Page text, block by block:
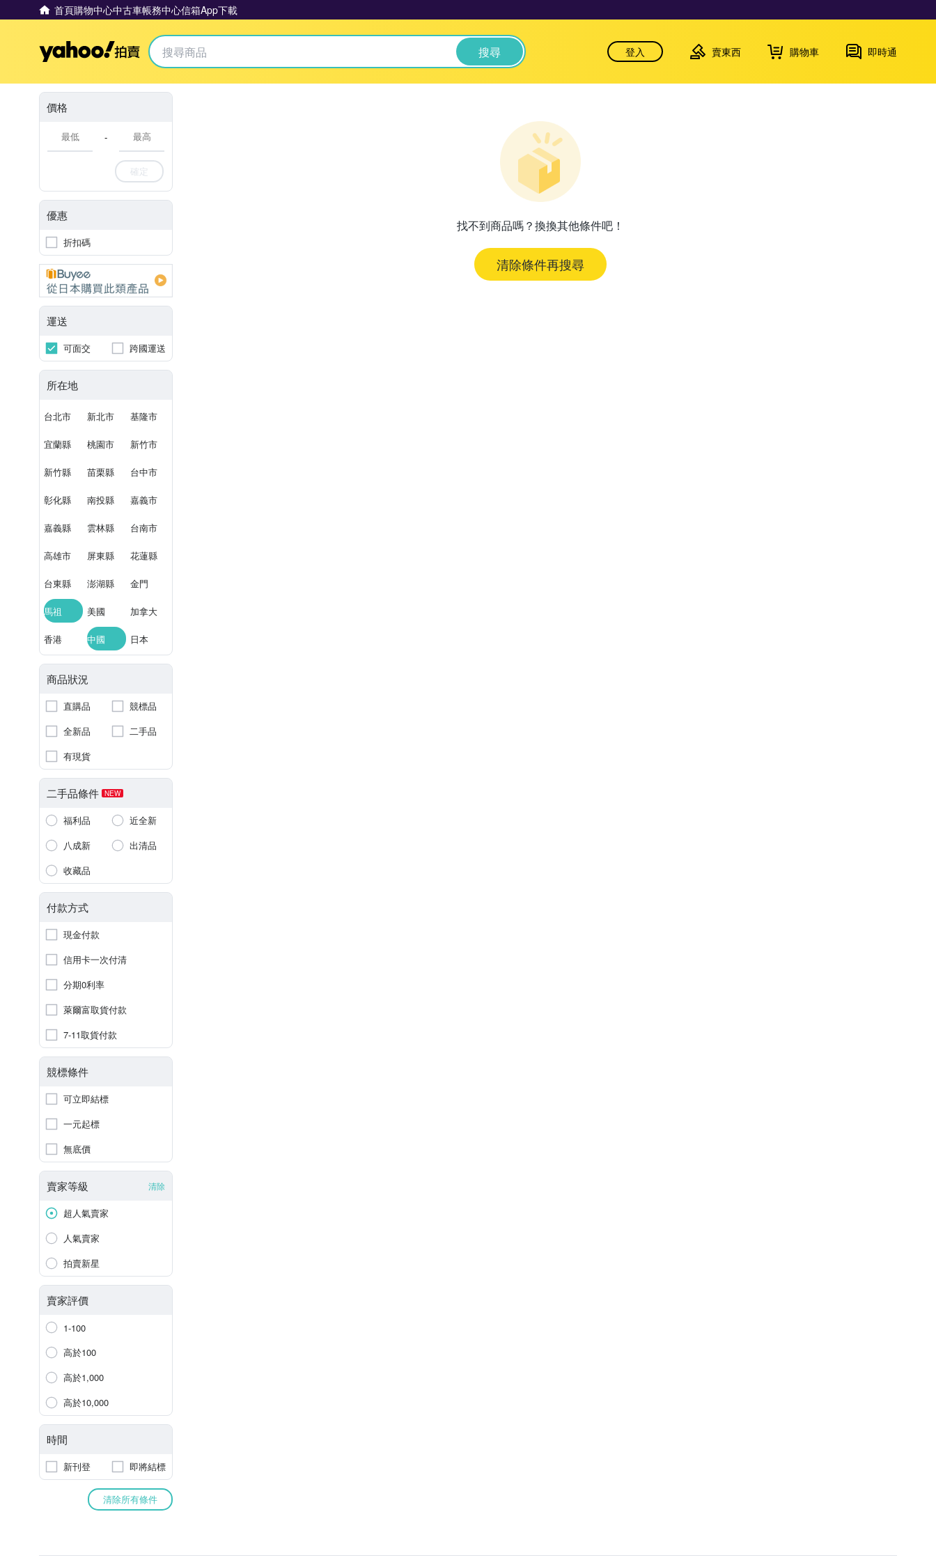
首頁購物中心中古車帳務中心信箱App下載
Yahoo拍賣 搜尋 登入 賣東西 購物車 即時通
價格
-
確定
優惠
折扣碼
運送
可面交 跨國運送
所在地
台北市 新北市 基隆市
宜蘭縣 桃園市 新竹市
新竹縣 苗栗縣 台中市
彰化縣 南投縣 嘉義市
嘉義縣 雲林縣 台南市
高雄市 屏東縣 花蓮縣
台東縣 澎湖縣 金門
馬祖 美國 加拿大
香港 中國 日本
商品狀況
直購品
競標品
全新品
二手品
有現貨
二手品條件 NEW
福利品
近全新
八成新
出清品
收藏品
付款方式
現金付款
信用卡一次付清
分期0利率
萊爾富取貨付款
7-11取貨付款
競標條件
可立即結標
一元起標
無底價
賣家等級 清除
超人氣賣家
人氣賣家
拍賣新星
賣家評價
1-100
高於100
高於1,000
高於10,000
時間
新刊登 即將結標
清除所有條件
找不到商品嗎？換換其他條件吧！
清除條件再搜尋